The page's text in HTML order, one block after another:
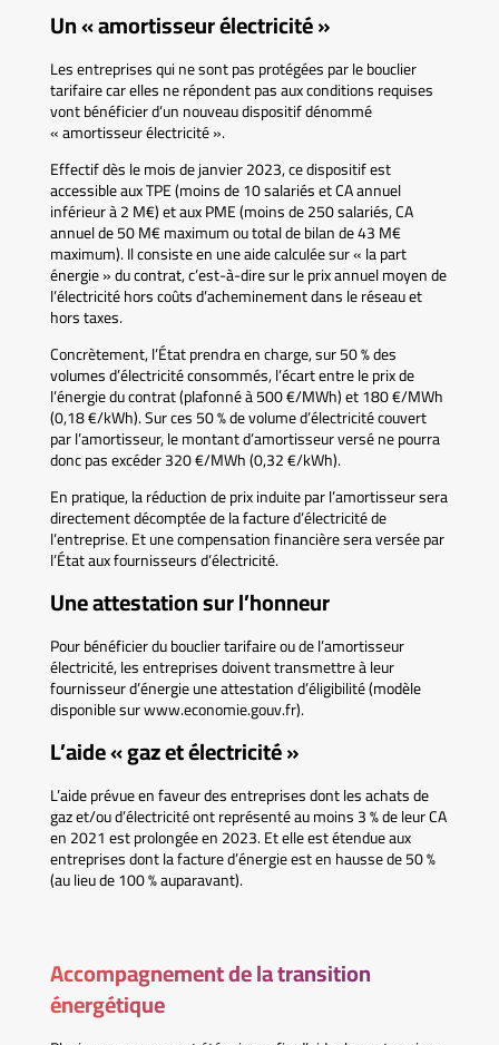
Un « amortisseur électricité »
Les entreprises qui ne sont pas protégées par le bouclier
tarifaire car elles ne répondent pas aux conditions requises
vont bénéficier d’un nouveau dispositif dénommé
« amortisseur électricité ».
Effectif dès le mois de janvier 2023, ce dispositif est
accessible aux TPE (moins de 10 salariés et CA annuel
inférieur à 2 M€) et aux PME (moins de 250 salariés, CA
annuel de 50 M€ maximum ou total de bilan de 43 M€
maximum). Il consiste en une aide calculée sur « la part
énergie » du contrat, c’est-à-dire sur le prix annuel moyen de
l’électricité hors coûts d’acheminement dans le réseau et
hors taxes.
Concrètement, l’État prendra en charge, sur 50 % des
volumes d’électricité consommés, l’écart entre le prix de
l’énergie du contrat (plafonné à 500 €/MWh) et 180 €/MWh
(0,18 €/kWh). Sur ces 50 % de volume d’électricité couvert
par l’amortisseur, le montant d’amortisseur versé ne pourra
donc pas excéder 320 €/MWh (0,32 €/kWh).
En pratique, la réduction de prix induite par l’amortisseur sera
directement décomptée de la facture d’électricité de
l’entreprise. Et une compensation financière sera versée par
l’État aux fournisseurs d’électricité.
Une attestation sur l’honneur
Pour bénéficier du bouclier tarifaire ou de l’amortisseur
électricité, les entreprises doivent transmettre à leur
fournisseur d’énergie une attestation d’éligibilité (modèle
disponible sur www.economie.gouv.fr).
L’aide « gaz et électricité »
L’aide prévue en faveur des entreprises dont les achats de
gaz et/ou d’électricité ont représenté au moins 3 % de leur CA
en 2021 est prolongée en 2023. Et elle est étendue aux
entreprises dont la facture d’énergie est en hausse de 50 %
(au lieu de 100 % auparavant).
Accompagnement de la transition
énergétique